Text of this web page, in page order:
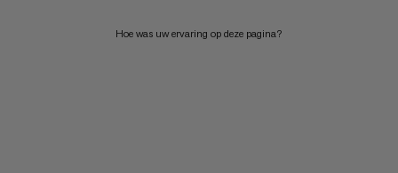
Hoe was uw ervaring op deze pagina?